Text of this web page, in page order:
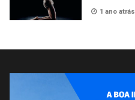
1 ano atrás